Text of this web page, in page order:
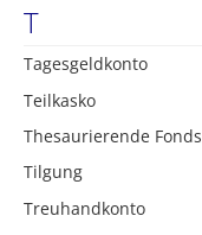
T
Tagesgeldkonto
Teilkasko
Thesaurierende Fonds
Tilgung
Treuhandkonto